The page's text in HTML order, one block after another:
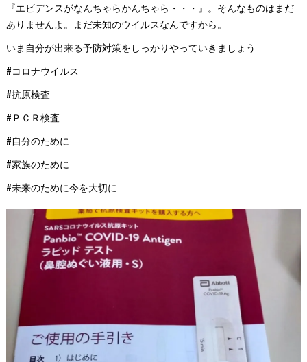
『エビデンスがなんちゃらかんちゃら・・・』。そんなものはまだ
ありませんよ。まだ未知のウイルスなんですから。
いま自分が出来る予防対策をしっかりやっていきましょう
#コロナウイルス
#抗原検査
#ＰＣＲ検査
#自分のために
#家族のために
#未来のために今を大切に